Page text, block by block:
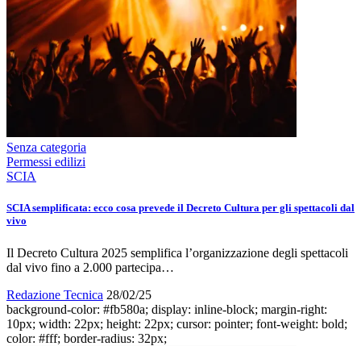
Senza categoria
Permessi edilizi
SCIA
SCIA semplificata: ecco cosa prevede il Decreto Cultura per gli spettacoli dal
vivo
Il Decreto Cultura 2025 semplifica l’organizzazione degli spettacoli
dal vivo fino a 2.000 partecipa…
Redazione Tecnica 28/02/25
background-color: #fb580a; display: inline-block; margin-right:
10px; width: 22px; height: 22px; cursor: pointer; font-weight: bold;
color: #fff; border-radius: 32px;